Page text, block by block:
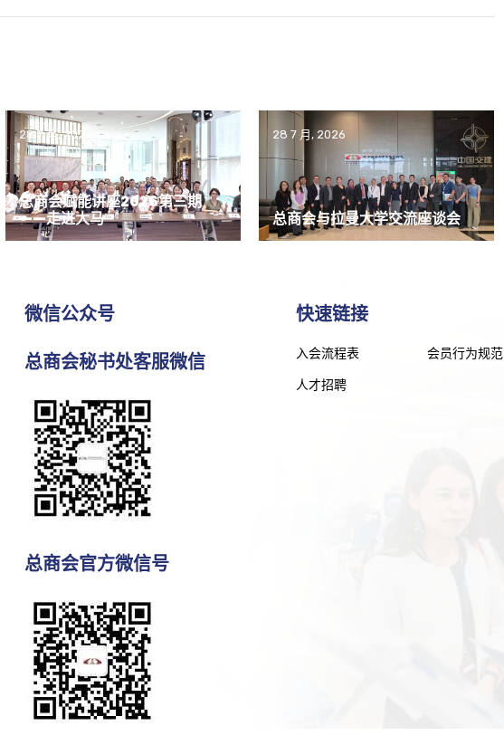
28 7 月, 2026
总商会赋能讲座2026第三期
——走进大马
28 7 月, 2026
总商会与拉曼大学交流座谈会
微信公众号
总商会秘书处客服微信
总商会官方微信号
快速链接
入会流程表 会员行为规范
人才招聘